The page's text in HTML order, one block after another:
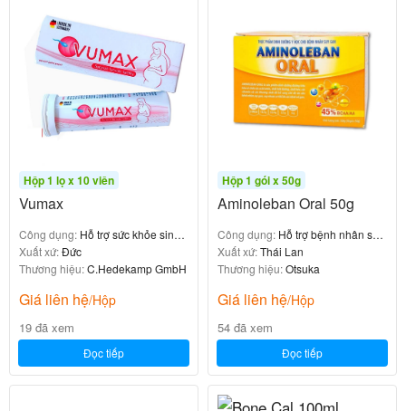
Trung hòa các gốc tự do
Bảo vệ tế bào khỏi tổn thương do stress oxy hóa
Làm chậm quá trình lão hóa tự nhiên
3. Hỗ trợ chức năng gan và giải độc
trọng nhất của gan. Emothion giúp hỗ trợ:
Bảo vệ tế bào gan khỏi tổn thương
Phục hồi chức năng gan
4. Tăng cường miễn dịch
Glutathione hỗ trợ hệ thống miễn dịch hoạt động hiệu
quả hơn, giúp cơ thể:
Hộp 1 lọ x 10 viên
Vumax
Công dụng: Hỗ trợ sức khỏe sinh
sản của phụ nữ
Xuất xứ:Đức
Thương hiệu:C.Hedekamp GmbH
Giá liên hệ/Hộp
19 đã xem
Đọc tiếp
Hộp 1 gói x 50g
Aminoleban Oral 50g
Công dụng: Hỗ trợ bệnh nhân suy
gan
Xuất xứ:Thái Lan
Thương hiệu:Otsuka
Giá liên hệ/Hộp
54 đã xem
Đọc tiếp